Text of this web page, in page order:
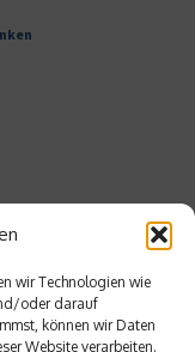
wir Technologien wie
oder darauf
können wir Daten
Website verarbeiten.
kleine Unternehmen